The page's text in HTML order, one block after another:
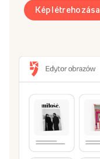
Kép létrehozása